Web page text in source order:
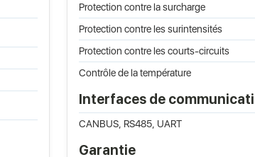
Protection contre la surcharge
Protection contre les surintensités
Protection contre les courts-circuits
Contrôle de la température
Interfaces de
CANBUS, RS485, UART
Garantie